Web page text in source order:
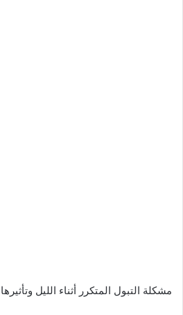
مشكلة التبول المتكرر أثناء الليل